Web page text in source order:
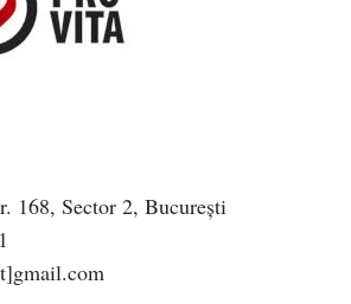
168, Sector 2, București